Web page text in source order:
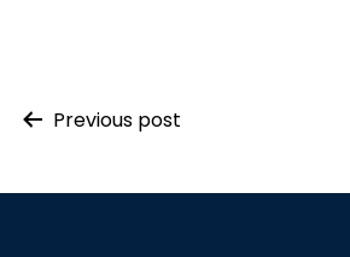
PostPrevious post